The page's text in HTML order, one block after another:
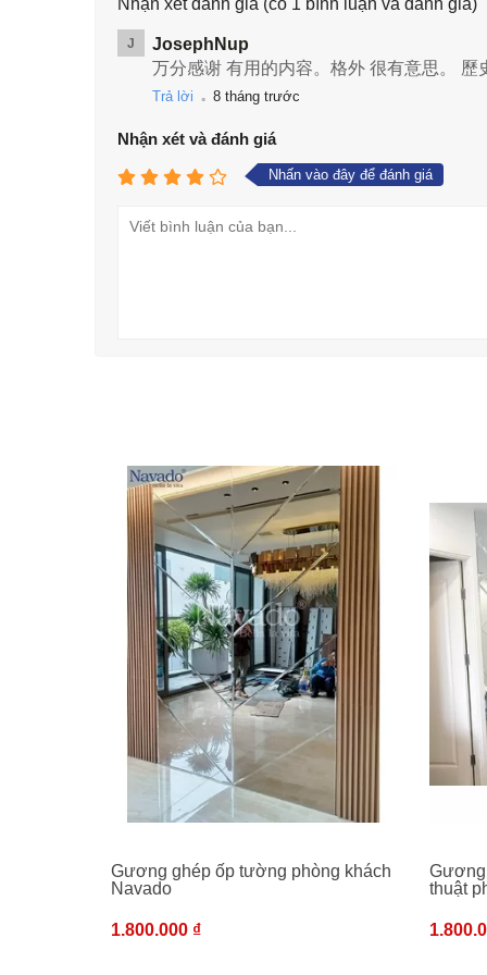
Nhận xét đánh giá (có 1 bình luận và đánh giá)
J
JosephNup
万分感谢 有用的内容。格外 很有意思。
Trả lời . 8 tháng trước
Nhận xét và đánh giá
Nhấn vào đây để đánh giá
Gương ghép ốp tường phòng khách
Navado
1.800.000 ₫
thuật